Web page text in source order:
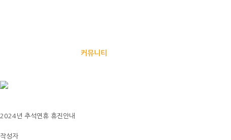
커뮤니티
2024년 추석연휴 휴진안내
작성자